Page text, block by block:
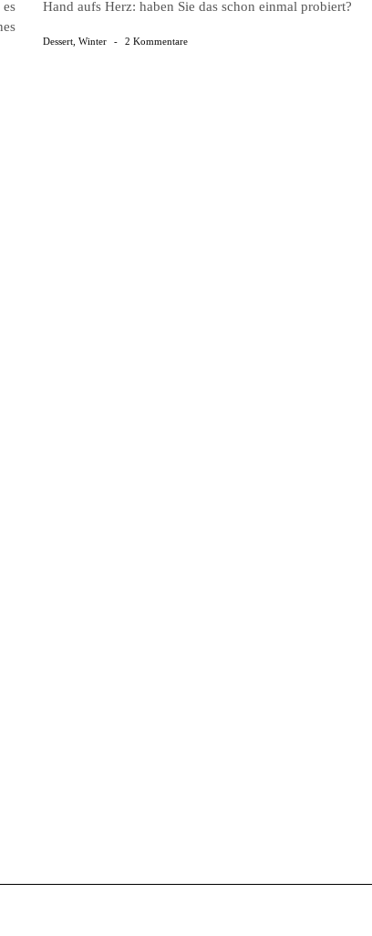
Hand aufs Herz: haben Sie das schon einmal probiert?
Dessert, Winter - 2 Kommentare